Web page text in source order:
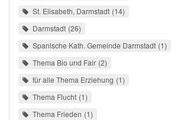
St. Elisabeth, Darmstadt 14
Darmstadt 26
Spanische Kath. Gemeinde Darmstadt 1
Thema Bio und Fair 2
für alle Thema Erziehung 1
Thema Flucht 1
Thema Frieden 1